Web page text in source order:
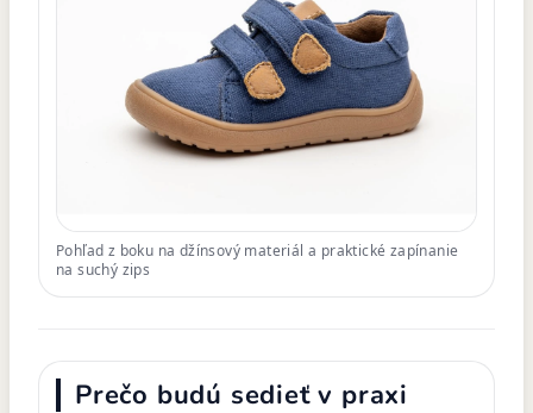
Pohľad z boku na džínsový materiál a praktické zapínanie
na suchý zips
Prečo budú sedieť v praxi